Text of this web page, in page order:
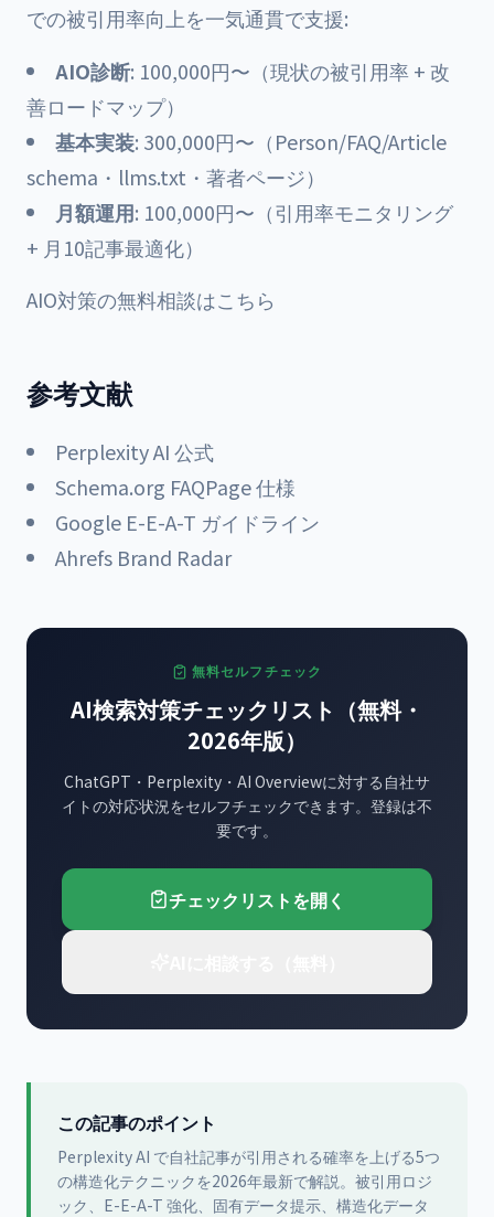
での被引用率向上を一気通貫で支援:
AIO診断: 100,000円〜（現状の被引用率 + 改
善ロードマップ）
基本実装: 300,000円〜（Person/FAQ/Article
schema・llms.txt・著者ページ）
月額運用: 100,000円〜（引用率モニタリング
+ 月10記事最適化）
AIO対策の無料相談はこちら
参考文献
Perplexity AI 公式
Schema.org FAQPage 仕様
Google E-E-A-T ガイドライン
Ahrefs Brand Radar
無料セルフチェック
AI検索対策チェックリスト（無料・
2026年版）
ChatGPT・Perplexity・AI Overviewに対する自社サ
イトの対応状況をセルフチェックできます。登録は不
要です。
チェックリストを開く
この記事のポイント
Perplexity AI で自社記事が引用される確率を上げる5つ
の構造化テクニックを2026年最新で解説。被引用ロジ
ック、E-E-A-T 強化、固有データ提示、構造化データ